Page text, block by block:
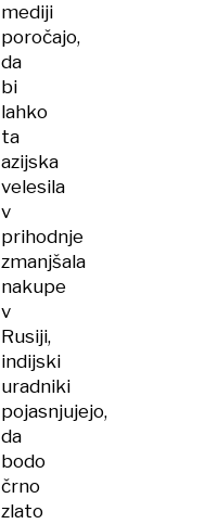
mediji
poročajo,
da
bi
lahko
ta
azijska
velesila
v
prihodnje
zmanjšala
nakupe
v
Rusiji,
indijski
uradniki
pojasnjujejo,
da
bodo
črno
zlato